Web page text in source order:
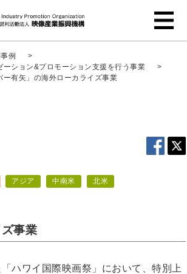
例
>
ーション&プロモーション支援を行う事業
>
ー有矢」の海外ローカライズ事業
アジア 中南米 北米
事業
ハワイ国際映画祭」において、特別上